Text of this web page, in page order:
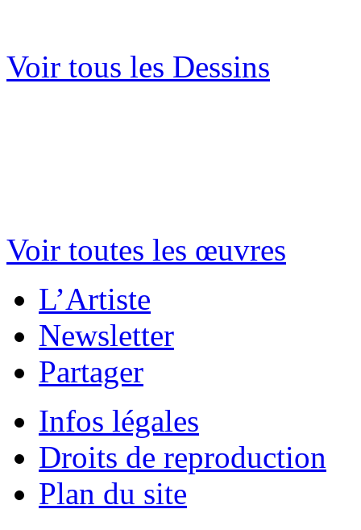
Voir tous les Dessins
Voir toutes les œuvres
L’Artiste
Newsletter
Partager
Infos légales
Droits de reproduction
Plan du site